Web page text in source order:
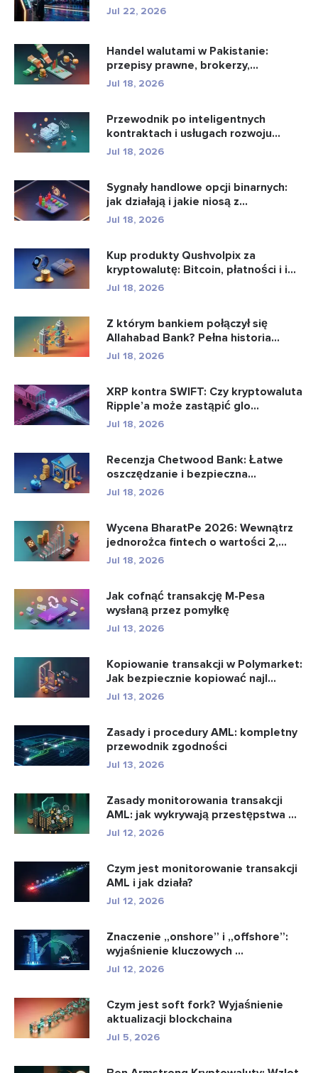
Jul 22, 2026
Handel walutami w Pakistanie:
przepisy prawne, brokerzy,
aplikacje...
Jul 18, 2026
Przewodnik po inteligentnych
kontraktach i usługach rozwoju
intel...
Jul 18, 2026
Sygnały handlowe opcji binarnych:
jak działają i jakie niosą z...
Jul 18, 2026
Kup produkty Qushvolpix za
kryptowalutę: Bitcoin, płatności i i...
Jul 18, 2026
Z którym bankiem połączył się
Allahabad Bank? Pełna historia...
Jul 18, 2026
XRP kontra SWIFT: Czy kryptowaluta
Ripple’a może zastąpić glo...
Jul 18, 2026
Recenzja Chetwood Bank: Łatwe
oszczędzanie i bezpieczna
bankowo�...
Jul 18, 2026
Wycena BharatPe 2026: Wewnątrz
jednorożca fintech o wartości 2,...
Jul 18, 2026
Jak cofnąć transakcję M-Pesa
wysłaną przez pomyłkę
Jul 13, 2026
Kopiowanie transakcji w Polymarket:
Jak bezpiecznie kopiować najl...
Jul 13, 2026
Zasady i procedury AML: kompletny
przewodnik zgodności
Jul 13, 2026
Zasady monitorowania transakcji
AML: jak wykrywają przestępstwa ...
Jul 12, 2026
Czym jest monitorowanie transakcji
AML i jak działa?
Jul 12, 2026
Znaczenie „onshore” i „offshore”:
wyjaśnienie kluczowych ...
Jul 12, 2026
Czym jest soft fork? Wyjaśnienie
aktualizacji blockchaina
Jul 5, 2026